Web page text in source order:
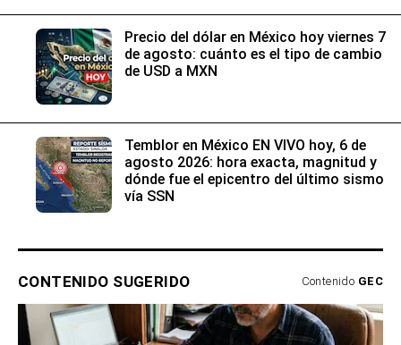
Precio del dólar en México hoy viernes 7
de agosto: cuánto es el tipo de cambio
de USD a MXN
Temblor en México EN VIVO hoy, 6 de
agosto 2026: hora exacta, magnitud y
dónde fue el epicentro del último sismo
vía SSN
CONTENIDO SUGERIDO Contenido GEC